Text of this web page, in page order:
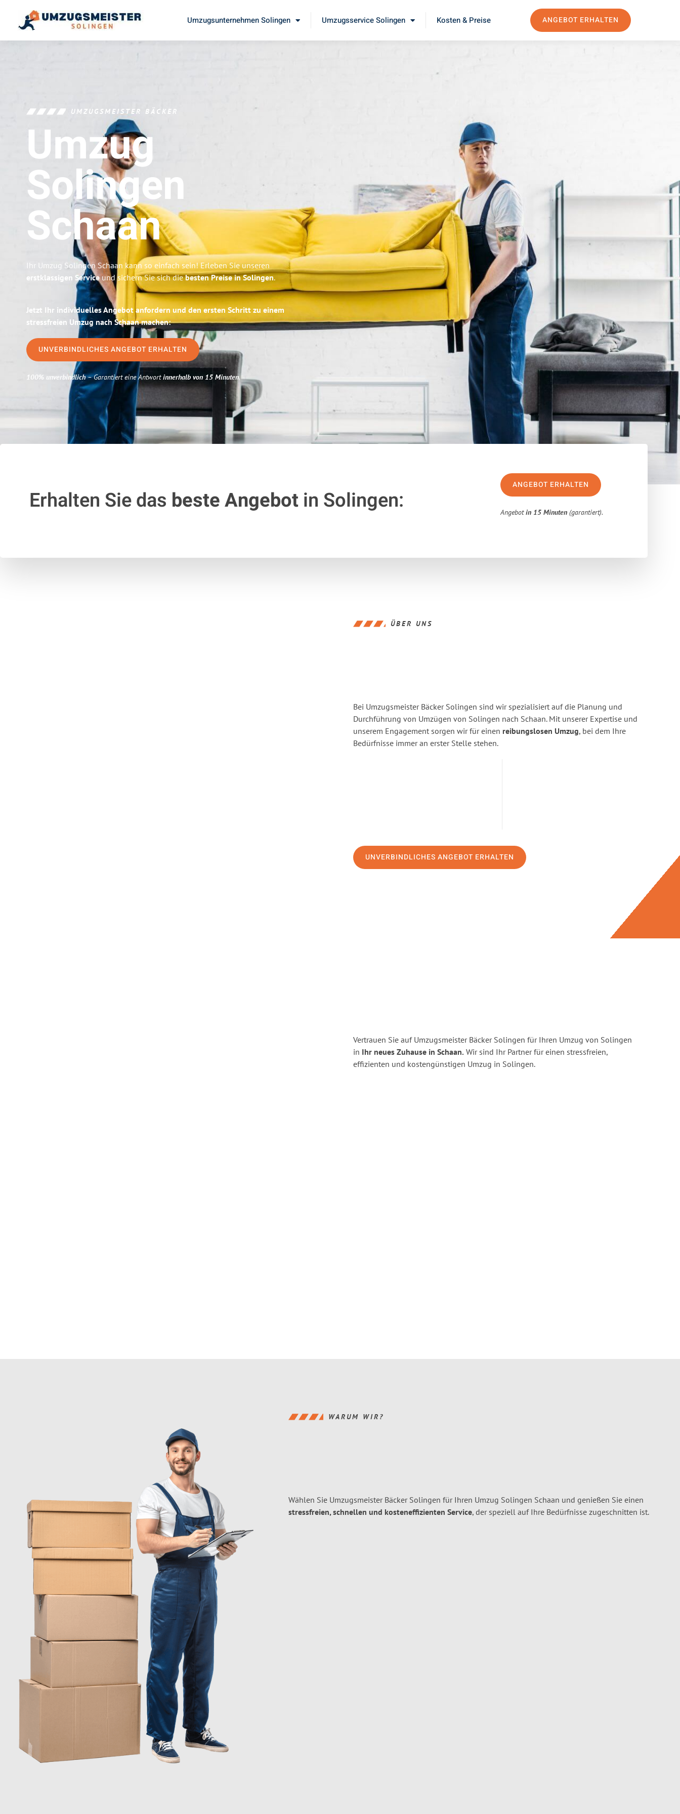
Umzugsunternehmen Solingen Umzugsservice Solingen Kosten & Preise ANGEBOT ERHALTEN
UMZUGSMEISTER BÄCKER
Umzug
Solingen
Schaan
Ihr Umzug Solingen Schaan kann so einfach sein! Erleben Sie unseren
erstklassigen Serviceund sichern Sie sich diebesten Preise in Solingen.
Jetzt Ihr individuelles Angebot anfordern und den ersten Schritt zu einem
stressfreien Umzug nach Schaan machen:
UNVERBINDLICHES ANGEBOT ERHALTEN
100% unverbindlich– Garantiert eine Antwortinnerhalb von 15 Minuten.
Erhalten Sie das beste Angebotin Solingen:
ANGEBOT ERHALTEN
Angebotin 15 Minuten (garantiert).
ÜBER UNS
Bei Umzugsmeister Bäcker Solingen sind wir spezialisiert auf die Planung und
Durchführung von Umzügen von Solingen nach Schaan. Mit unserer Expertise und
unserem Engagement sorgen wir für einen reibungslosen Umzug, bei dem Ihre
Bedürfnisse immer an erster Stelle stehen.
UNVERBINDLICHES ANGEBOT ERHALTEN
Vertrauen Sie auf Umzugsmeister Bäcker Solingen für Ihren Umzug von Solingen
in Ihr neues Zuhause in Schaan. Wir sind Ihr Partner für einen stressfreien,
effizienten und kostengünstigen Umzug in Solingen.
WARUM WIR?
Wählen Sie Umzugsmeister Bäcker Solingen für Ihren Umzug Solingen Schaan und genießen Sie einen
stressfreien, schnellen und kosteneffizienten Service, der speziell auf Ihre Bedürfnisse zugeschnitten ist.